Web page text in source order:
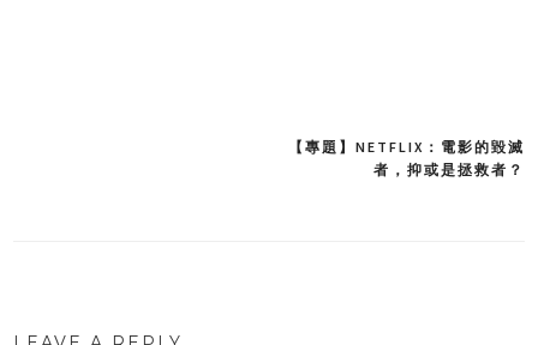
【專題】NETFLIX：電影的毀滅
者，抑或是拯救者？